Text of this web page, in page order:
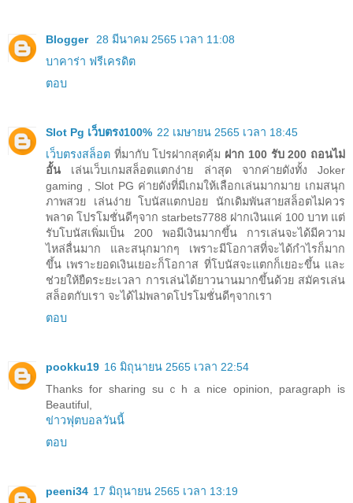
Blogger
28 มีนาคม 2565 เวลา 11:08
บาคาร่า ฟรีเครดิต
ตอบ
Slot Pg เว็บตรง100% 22 เมษายน 2565 เวลา 18:45
เว็บตรงสล็อต ที่มากับ โปรฝากสุดคุ้ม ฝาก 100 รับ 200 ถอนไม่
อั้น เล่นเว็บเกมสล็อตแตกง่าย ล่าสุด จากค่ายดังทั้ง Joker
gaming , Slot PG ค่ายดังที่มีเกมให้เลือกเล่นมากมาย เกมสนุก
ภาพสวย เล่นง่าย โบนัสแตกบ่อย นักเดิมพันสายสล็อตไม่ควร
พลาด โปรโมชั่นดีๆจาก starbets7788 ฝากเงินแค่ 100 บาท แต่
รับโบนัสเพิ่มเป็น 200 พอมีเงินมากขึ้น การเล่นจะได้มีความ
ไหล่ลื่นมาก และสนุกมากๆ เพราะมีโอกาสที่จะได้กำไรก็มาก
ขึ้น เพราะยอดเงินเยอะก็โอกาส ที่โบนัสจะแตกก็เยอะขึ้น และ
ช่วยให้ยืดระยะเวลา การเล่นได้ยาวนานมากขึ้นด้วย สมัครเล่น
สล็อตกับเรา จะได้ไม่พลาดโปรโมชั่นดีๆจากเรา
ตอบ
pookku19 16 มิถุนายน 2565 เวลา 22:54
Thanks for sharing suｃh a nice opinion, paragraph is
Beautiful,
ข่าวฟุตบอลวันนี้
ตอบ
peeni34 17 มิถุนายน 2565 เวลา 13:19